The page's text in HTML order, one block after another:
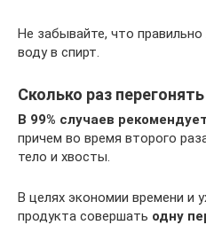
Не забывайте, что правильно
воду в спирт.
Сколько раз
В 99% случаев
причем во время второго
тело и хвосты.
В целях экономии времени и
продукта совершать одну